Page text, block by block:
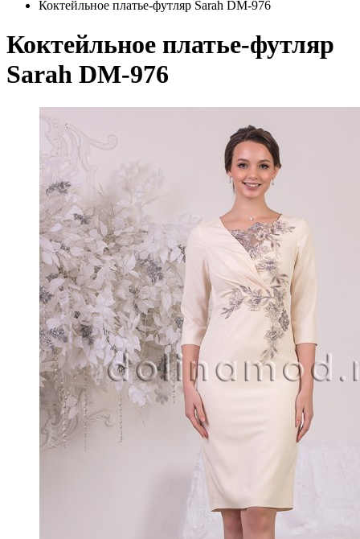
Коктейльное платье-футляр Sarah DM-976
Коктейльное платье-футляр
Sarah DM-976